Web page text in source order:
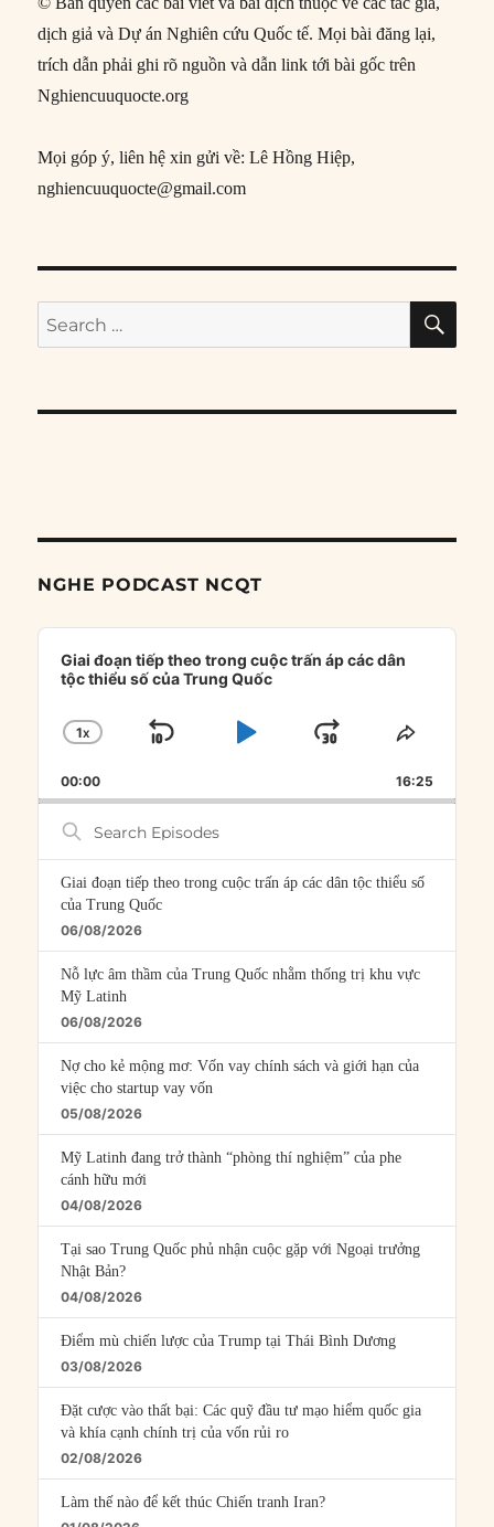
dịch giả và Dự án Nghiên cứu Quốc tế. Mọi bài đăng lại,
trích dẫn phải ghi rõ nguồn và dẫn link tới bài gốc trên
Nghiencuuquocte.org
Mọi góp ý, liên hệ xin gửi về: Lê Hồng Hiệp,
nghiencuuquocte@gmail.com
Search
for:
NGHE PODCAST NCQT
Audio
Player
Giai đoạn tiếp theo trong cuộc trấn áp các dân
tộc thiểu số của Trung Quốc
CHANGE
RATE
1X
SKIP
PLAYJUMP
FORWARD
SHARE
00:00 16:25
Search
Episodes
Giai đoạn tiếp theo trong cuộc trấn áp các dân tộc thiểu số
của Trung Quốc
06/08/2026
Nỗ lực âm thầm của Trung Quốc nhằm thống trị khu vực
Mỹ Latinh
06/08/2026
Nợ cho kẻ mộng mơ: Vốn vay chính sách và giới hạn của
việc cho startup vay vốn
05/08/2026
Mỹ Latinh đang trở thành “phòng thí nghiệm” của phe
cánh hữu mới
04/08/2026
Tại sao Trung Quốc phủ nhận cuộc gặp với Ngoại trưởng
Nhật Bản?
04/08/2026
Điểm mù chiến lược của Trump tại Thái Bình Dương
03/08/2026
Đặt cược vào thất bại: Các quỹ đầu tư mạo hiểm quốc gia
và khía cạnh chính trị của vốn rủi ro
02/08/2026
Làm thế nào để kết thúc Chiến tranh Iran?